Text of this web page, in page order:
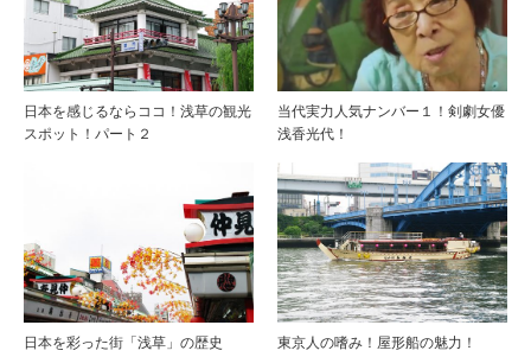
日本を感じるならココ！浅草の観光
スポット！パート２
当代実力人気ナンバー１！剣劇女優
浅香光代！
日本を彩った街「浅草」の歴史 東京人の嗜み！屋形船の魅力！